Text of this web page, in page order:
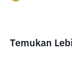
Temukan